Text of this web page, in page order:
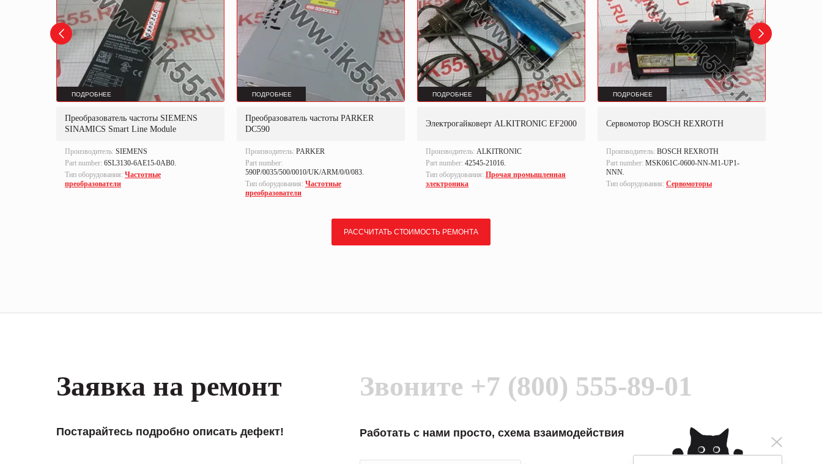
ПОДРОБНЕЕ
Преобразователь частоты SIEMENS
SINAMICS Smart Line Module
Производитель: SIEMENS
Part number: 6SL3130-6AE15-0AB0.
Тип оборудования: Частотные
преобразователи
ПОДРОБНЕЕ
Преобразователь частоты PARKER
DC590
Производитель: PARKER
Part number:
590P/0035/500/0010/UK/ARM/0/0/083.
Тип оборудования: Частотные
преобразователи
ПОДРОБНЕЕ
Электрогайковерт ALKITRONIC EF2000
Производитель: ALKITRONIC
Part number: 42545-21016.
Тип оборудования: Прочая промышленная
электроника
ПОДРОБНЕЕ
Сервомотор BOSCH REXROTH
Производитель: BOSCH REXROTH
Part number: MSK061C-0600-NN-M1-UP1-
NNN.
Тип оборудования: Сервомоторы
РАССЧИТАТЬ СТОИМОСТЬ РЕМОНТА
Заявка на ремонт
Постарайтесь подробно описать дефект!
Звоните +7 (800) 555-89-01
Работать с нами просто, схема взаимодействия